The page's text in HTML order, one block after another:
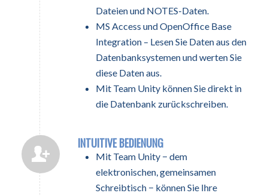
Dateien und NOTES-Daten.
MS Access und OpenOffice Base
Integration – Lesen Sie Daten aus den
Datenbanksystemen und werten Sie
diese Daten aus.
Mit Team Unity können Sie direkt in
die Datenbank zurückschreiben.
INTUITIVE BEDIENUNG
Mit Team Unity − dem
elektronischen, gemeinsamen
Schreibtisch − können Sie Ihre